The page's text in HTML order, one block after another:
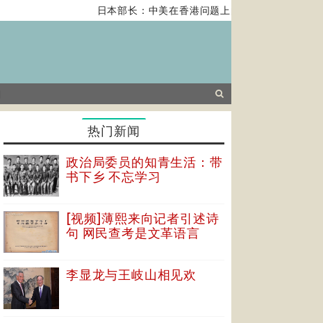
日本部长：中美在香港问题上的紧张关系对全球经
热门新闻
政治局委员的知青生活：带
书下乡 不忘学习
[视频]薄熙来向记者引述诗
句 网民查考是文革语言
李显龙与王岐山相见欢